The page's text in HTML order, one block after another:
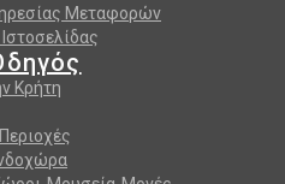
Μεταφορών
Κρήτη